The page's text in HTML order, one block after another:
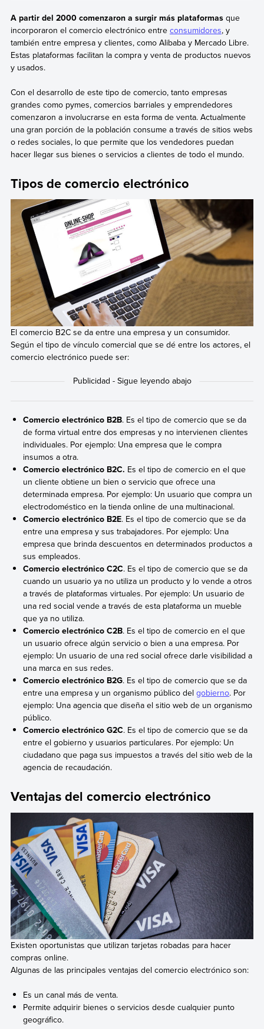
A partir del 2000 comenzaron a surgir más plataformasque
incorporaron el comercio electrónico entre consumidores, y
también entre empresa y clientes, como Alibaba y Mercado Libre.
Estas plataformas facilitan la compra y venta de productos nuevos
y usados.
Con el desarrollo de este tipo de comercio, tanto empresas
grandes como pymes, comercios barriales y emprendedores
comenzaron a involucrarse en esta forma de venta. Actualmente
una gran porción de la población consume a través de sitios webs
o redes sociales, lo que permite que los vendedores puedan
hacer llegar sus bienes o servicios a clientes de todo el mundo.
Tipos de comercio electrónico
El comercio B2C se da entre una empresa y un consumidor.
Según el tipo de vínculo comercial que se dé entre los actores, el
comercio electrónico puede ser:
Comercio electrónico B2B. Es el tipo de comercio que se da
de forma virtual entre dos empresas y no intervienen clientes
individuales. Por ejemplo: Una empresa que le compra
insumos a otra.
Comercio electrónico B2C. Es el tipo de comercio en el que
un cliente obtiene un bien o servicio que ofrece una
determinada empresa. Por ejemplo: Un usuario que compra un
electrodoméstico en la tienda online de una multinacional.
Comercio electrónico B2E. Es el tipo de comercio que se da
entre una empresa y sus trabajadores. Por ejemplo: Una
empresa que brinda descuentos en determinados productos a
sus empleados.
Comercio electrónico C2C. Es el tipo de comercio que se da
cuando un usuario ya no utiliza un producto y lo vende a otros
a través de plataformas virtuales. Por ejemplo: Un usuario de
una red social vende a través de esta plataforma un mueble
que ya no utiliza.
Comercio electrónico C2B. Es el tipo de comercio en el que
un usuario ofrece algún servicio o bien a una empresa. Por
ejemplo: Un usuario de una red social ofrece darle visibilidad a
una marca en sus redes.
Comercio electrónico B2G. Es el tipo de comercio que se da
entre una empresa y un organismo público delgobierno. Por
ejemplo: Una agencia que diseña el sitio web de un organismo
público.
Comercio electrónico G2C. Es el tipo de comercio que se da
entre el gobierno y usuarios particulares. Por ejemplo: Un
ciudadano que paga sus impuestos a través del sitio web de la
agencia de recaudación.
Ventajas del comercio electrónico
Existen oportunistas que utilizan tarjetas robadas para hacer
compras online.
Algunas de las principales ventajas del comercio electrónico son:
Es un canal más de venta.
Permite adquirir bienes o servicios desde cualquier punto
geográfico.